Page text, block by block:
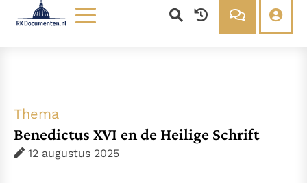
Thema’s
Berichten
Denzinger
Nieuwsbrief
Gebruiksvoorwaarden
Thema
Benedictus XVI en de Heilige Schrift
12 augustus 2025